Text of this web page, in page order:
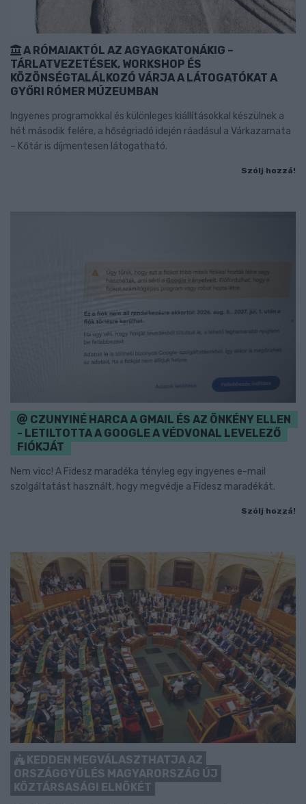
A RÓMAIAKTÓL AZ AGYAGKATONÁKIG –
TÁRLATVEZETÉSEK, WORKSHOP ÉS
KÖZÖNSÉGTALÁLKOZÓ VÁRJA A LÁTOGATÓKAT A
GYŐRI RÓMER MÚZEUMBAN
Ingyenes programokkal és különleges kiállításokkal készülnek a
hét második felére, a hőségriadó idején ráadásul a Várkazamata
– Kőtár is díjmentesen látogatható.
Szólj hozzá!
CZUNYINÉ HARCA A GMAIL ÉS AZ ÖNKÉNY ELLEN
- LETILTOTTA A GOOGLE A VÉDVONAL LEVELEZŐ
FIÓKJÁT
Nem vicc! A Fidesz maradéka tényleg egy ingyenes e-mail
szolgáltatást használt, hogy megvédje a Fidesz maradékát.
Szólj hozzá!
KEDDEN MEGVÁLASZTHATJA AZ
ORSZÁGGYŰLÉS MAGYARORSZÁG ÚJ
KÖZTÁRSASÁGI ELNÖKÉT